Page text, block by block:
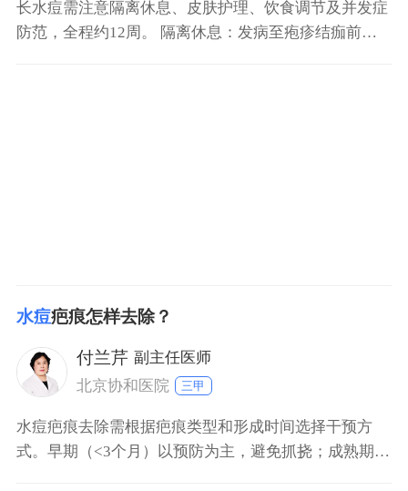
长水痘需注意隔离休息、皮肤护理、饮食调节及并发症
防范，全程约12周。 隔离休息：发病至疱疹结痂前需
水痘疤痕怎样去除？
付兰芹 副主任医师
北京协和医院
三甲
水痘疤痕去除需根据疤痕类型和形成时间选择干预方
式。早期（<3个月）以预防为主，避免抓挠；成熟期